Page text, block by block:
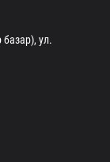
ул.